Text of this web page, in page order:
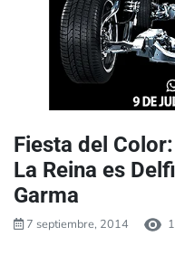
Fiesta del
La Reina es
Garma
7 septiembre, 2014 1